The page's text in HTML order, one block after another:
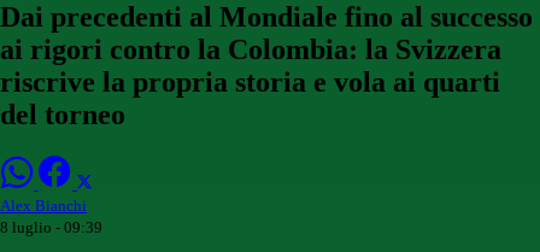
Dai precedenti al Mondiale fino al successo
ai rigori contro la Colombia: la Svizzera
riscrive la propria storia e vola ai quarti
del torneo
Alex Bianchi
8 luglio - 09:39